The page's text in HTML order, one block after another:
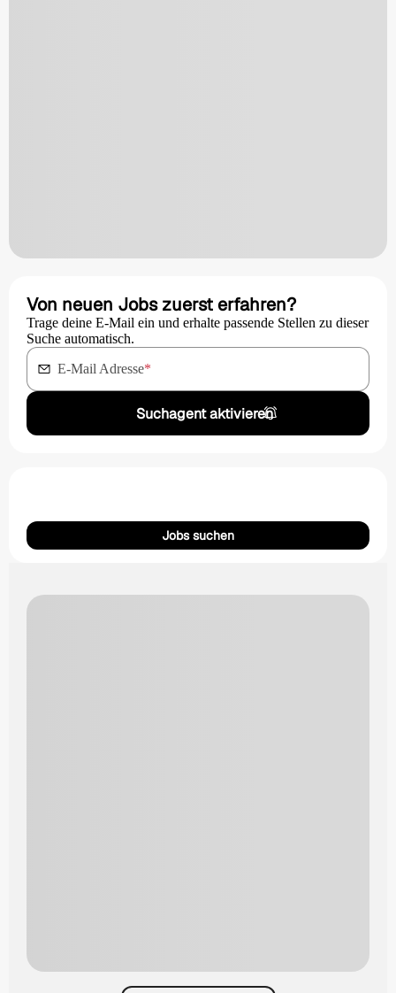
Von neuen Jobs zuerst erfahren?
Trage deine E-Mail ein und erhalte passende Stellen zu dieser
Suche automatisch.
E-Mail Adresse*
Suchagent aktivieren
Jobs suchen